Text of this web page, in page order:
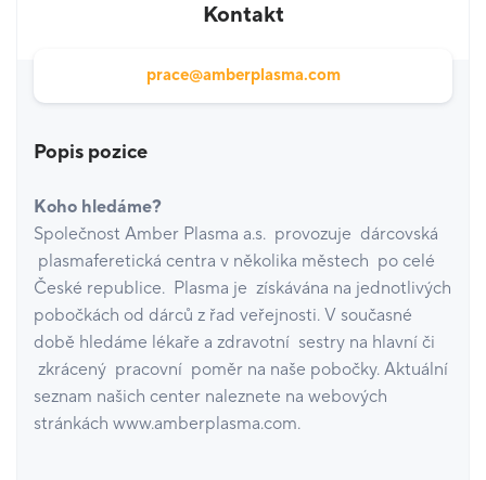
Kontakt
prace@amberplasma.com
Popis pozice
Koho hledáme?
Společnost Amber Plasma a.s. provozuje dárcovská
plasmaferetická centra v několika městech po celé
České republice. Plasma je získávána na jednotlivých
pobočkách od dárců z řad veřejnosti. V současné
době hledáme lékaře a zdravotní sestry na hlavní či
zkrácený pracovní poměr na naše pobočky. Aktuální
seznam našich center naleznete na webových
stránkách www.amberplasma.com.